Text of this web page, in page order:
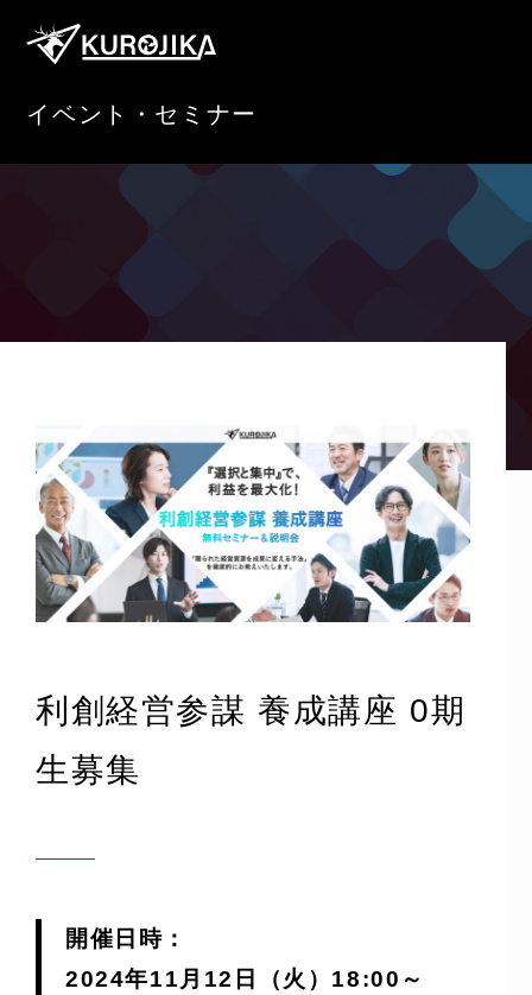
イベント・セミナー
利創経営参謀 養成講座 0期
生募集
開催日時：
2024年11月12日（火）18:00～